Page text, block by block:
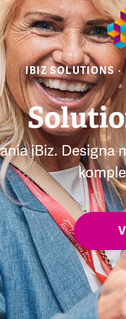
IBIZ SOLUTIONS ·
iBiz.